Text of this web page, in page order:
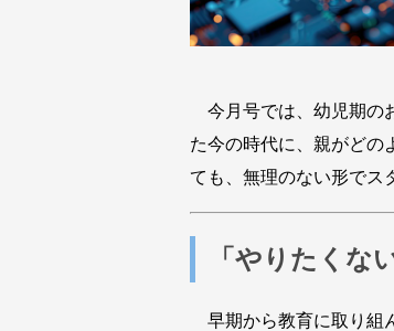
今月号では、幼児期の
た今の時代に、親がどの
ても、無理のない形でス
「やりたくな
早期から教育に取り組